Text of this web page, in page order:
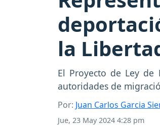
la
El Proyecto de Ley
autoridades de
Por: Juan Carlos Garcia
Jue, 23 May 2024 4:28 pm